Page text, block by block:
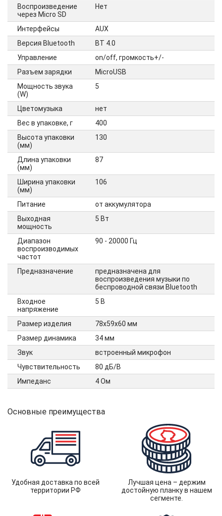
Воспроизведение
через Micro SD
Нет
Интерфейсы
AUX
Версия Bluetooth
BT 4.0
Управление
on/off, громкость+/-
Разъем зарядки
MicroUSB
Мощность звука
(W)
5
Цветомузыка
нет
Вес в упаковке, г
400
Высота упаковки
(мм)
130
Длина упаковки
(мм)
87
Ширина упаковки
(мм)
106
Питание
от аккумулятора
Выходная
мощность
5 Вт
Диапазон
воспроизводимых
частот
90 - 20000 Гц
Предназначение
предназначена для
воспроизведения музыки по
беспроводной связи Bluetooth
Входное
напряжение
5 В
Размер изделия
78x59x60 мм
Размер динамика
34 мм
Звук
встроенный микрофон
Чувствительность
80 дБ/В
Импеданс
4 Ом
Основные преимущества
Удобная доставка по всей
территории РФ
Лучшая цена – держим
достойную планку в нашем
сегменте.